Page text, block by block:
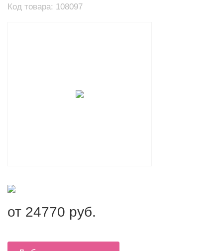
Код товара: 108097
от 24770 руб.